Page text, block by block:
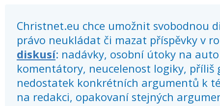
Christnet.eu chce umožnit svobodnou
právo neukládat či mazat příspěvky v
diskusí: nadávky, osobní útoky na
komentátory, neucelenost logiky, příliš
nedostatek konkrétních argumentů k
na redakci, opakovaní stejných